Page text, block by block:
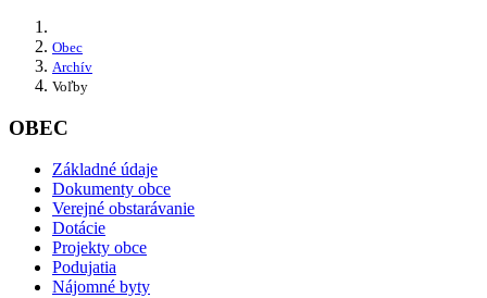
Obec
Archív
Voľby
OBEC
Základné údaje
Dokumenty obce
Verejné obstarávanie
Dotácie
Projekty obce
Podujatia
Nájomné byty